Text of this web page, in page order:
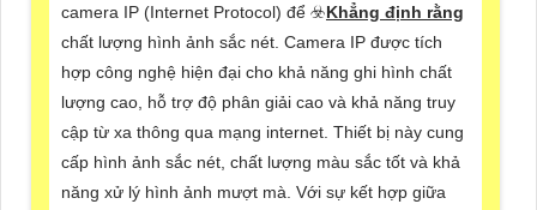
camera IP (Internet Protocol) để ☣️Khẳng định rằng
chất lượng hình ảnh sắc nét. Camera IP được tích
hợp công nghệ hiện đại cho khả năng ghi hình chất
lượng cao, hỗ trợ độ phân giải cao và khả năng truy
cập từ xa thông qua mạng internet. Thiết bị này cung
cấp hình ảnh sắc nét, chất lượng màu sắc tốt và khả
năng xử lý hình ảnh mượt mà. Với sự kết hợp giữa